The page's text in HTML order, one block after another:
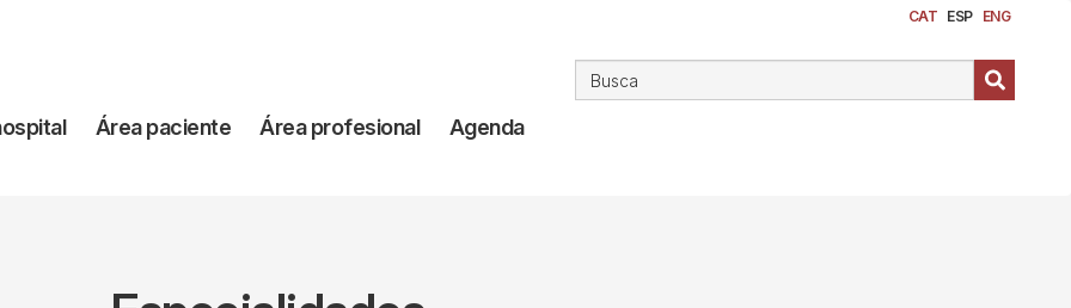
CAT ESP ENG
Área paciente Área profesional Agenda